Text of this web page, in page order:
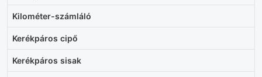
Kilométer-számláló
Kerékpáros cipő
Kerékpáros sisak